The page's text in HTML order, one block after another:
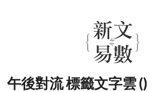
午後對流 標籤文字雲 ()